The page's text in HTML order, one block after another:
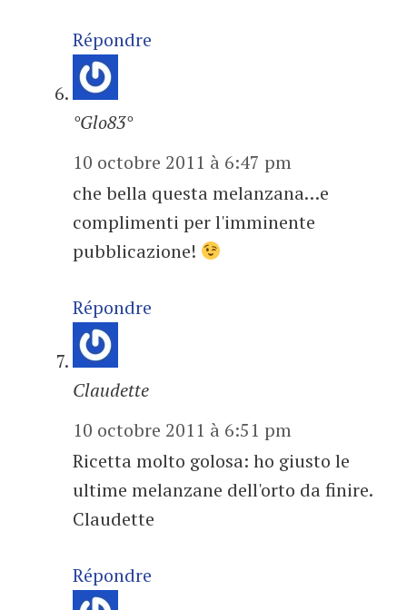
Répondre
°Glo83°
10 octobre 2011 à 6:47 pm
che bella questa melanzana…e
complimenti per l'imminente
pubblicazione!
Répondre
Claudette
10 octobre 2011 à 6:51 pm
Ricetta molto golosa: ho giusto le
ultime melanzane dell'orto da finire.
Claudette
Répondre